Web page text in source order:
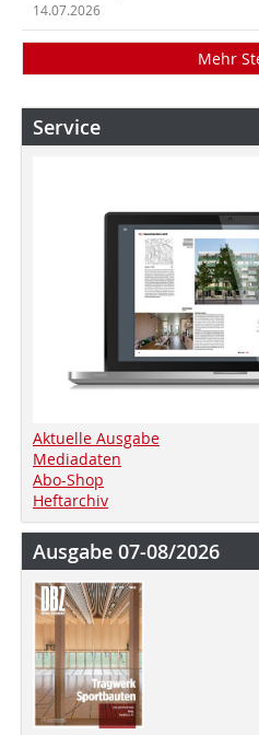
14.07.2026
Mehr
Service
Aktuelle Ausgabe
Mediadaten
Abo-Shop
Heftarchiv
Ausgabe 07-08/2026